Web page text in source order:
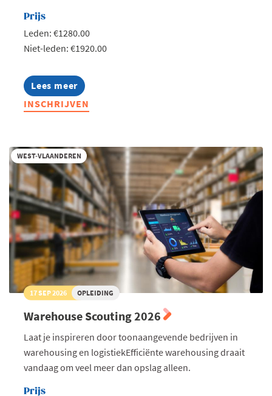
Prijs
Leden: €1280.00
Niet-leden: €1920.00
Lees meer
about
Lerend
Netwerk
INSCHRIJVEN
WEST-VLAANDEREN
17 SEP 2026 OPLEIDING
Warehouse Scouting 2026
Laat je inspireren door toonaangevende bedrijven in
warehousing en logistiekEfficiënte warehousing draait
vandaag om veel meer dan opslag alleen.
Prijs